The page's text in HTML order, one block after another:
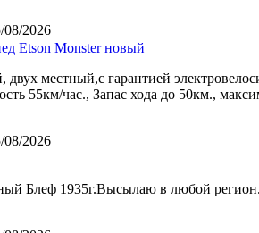
08/2026
Etson Monster новый
местный,с гарантией
55км/час., Запас хода до 50км.,
08/2026
Блеф 1935г.Высылаю в любой